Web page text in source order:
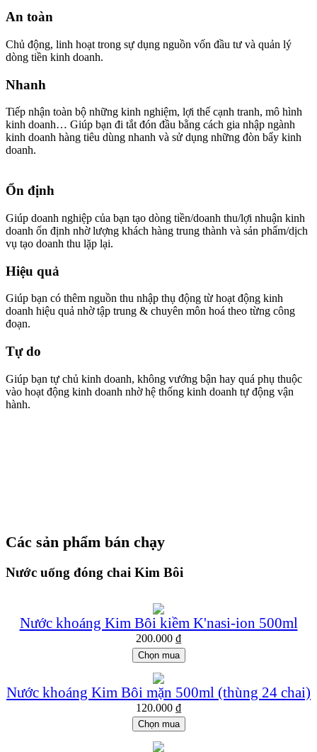
An toàn
Chủ động, linh hoạt trong sự dụng nguồn vốn đầu tư và quản lý
dòng tiền kinh doanh.
Nhanh
Tiếp nhận toàn bộ những kinh nghiệm, lợi thế cạnh tranh, mô hình
kinh doanh… Giúp bạn đi tắt đón đầu bằng cách gia nhập ngành
kinh doanh hàng tiêu dùng nhanh và sử dụng những đòn bẩy kinh
doanh.
Ổn định
Giúp doanh nghiệp của bạn tạo dòng tiền/doanh thu/lợi nhuận kinh
doanh ổn định nhờ lượng khách hàng trung thành và sản phẩm/dịch
vụ tạo doanh thu lặp lại.
Hiệu quả
Giúp bạn có thêm nguồn thu nhập thụ động từ hoạt động kinh
doanh hiệu quả nhờ tập trung & chuyên môn hoá theo từng công
đoạn.
Tự do
Giúp bạn tự chủ kinh doanh, không vướng bận hay quá phụ thuộc
vào hoạt động kinh doanh nhờ hệ thống kinh doanh tự động vận
hành.
Các sản phẩm bán chạy
Nước uống đóng chai Kim Bôi
Nước khoáng Kim Bôi kiềm K'nasi-ion 500ml
200.000 ₫
Chọn mua
Nước khoáng Kim Bôi mặn 500ml (thùng 24 chai)
120.000 ₫
Chọn mua